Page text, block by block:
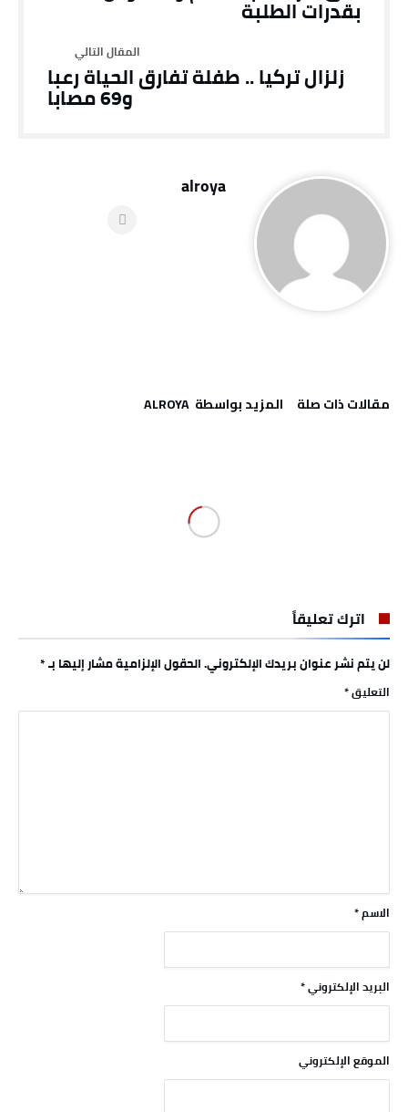
بقدرات الطلبة
زلزال تركيا .. طفلة تفارق الحياة رعبا
و69 مصابا
alroya
‫مقالات ذات صلة‬ ‫‫المزيد بواسطة‬ ‬ ALROYA
اترك تعليقاً
لن يتم نشر عنوان بريدك الإلكتروني.الحقول الإلزامية مشار إليها بـ*
التعليق*
الاسم*
البريد الإلكتروني*
الموقع الإلكتروني